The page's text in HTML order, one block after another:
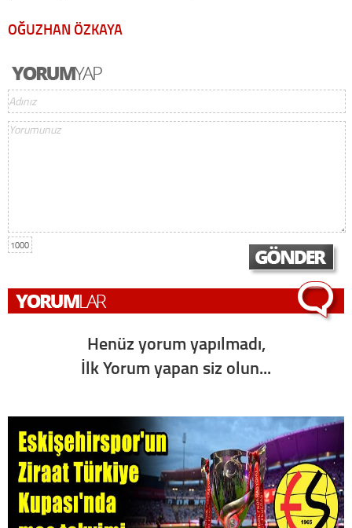
OĞUZHAN ÖZKAYA
1000
Henüz yorum yapılmadı,
İlk Yorum yapan siz olun...